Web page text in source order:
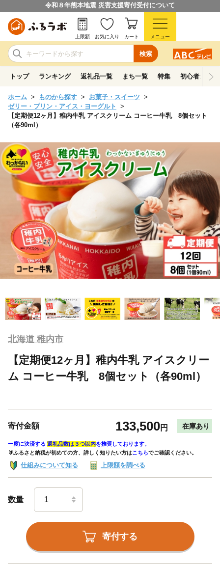
令和８年熊本地震 災害支援寄付受付について
検索
上限額 お気に入り カート メニュー
トップ ランキング 返礼品一覧 まち一覧 特集 初心者ガイド
ホーム ものから探す
お菓子・スイーツ
ゼリー・プリン・アイス・ヨーグルト
【定期便12ヶ月】稚内牛乳 アイスクリーム コーヒー牛乳 8個セット
（各90ml）
北海道 稚内市
【定期便12ヶ月】稚内牛乳 アイスクリー
ム コーヒー牛乳 8個セット（各90ml）
寄付金額 133,500円 在庫あり
一度に決済する 返礼品数は３つ以内を推奨しております。
🔰ふるさと納税が初めての方、詳しく知りたい方はこちらでご確認ください。
仕組みについて知る 上限額を調べる
数量
寄付する